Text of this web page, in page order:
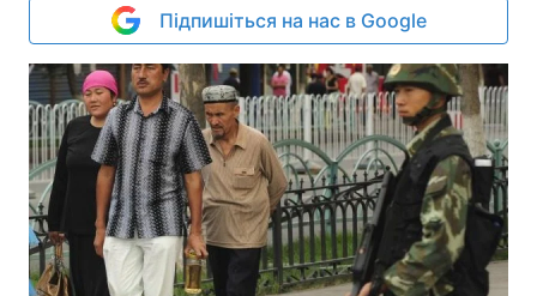
Підпишіться на нас в Google